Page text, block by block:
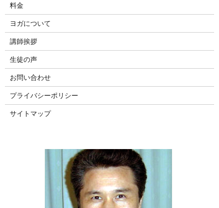
料金
ヨガについて
講師挨拶
生徒の声
お問い合わせ
プライバシーポリシー
サイトマップ